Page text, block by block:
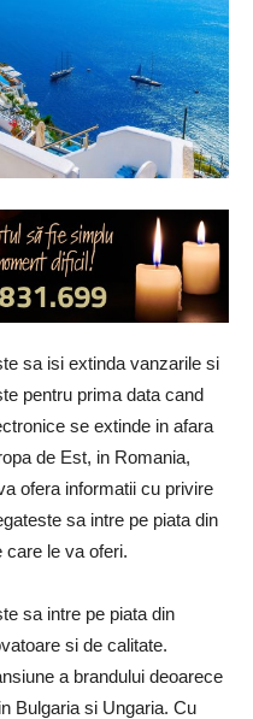
sa isi extinda vanzarile si
pentru prima data cand
se extinde in afara
de Est, in Romania,
ofera informatii cu privire
sa intre pe piata din
care le va oferi.
sa intre pe piata din
si de calitate.
a brandului deoarece
Bulgaria si Ungaria. Cu